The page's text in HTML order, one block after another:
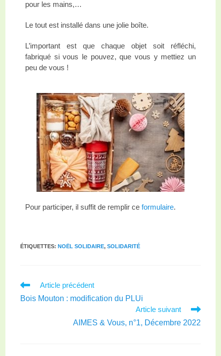
pour les mains,…
Le tout est installé dans une jolie boîte.
L’important est que chaque objet soit réfléchi,
fabriqué si vous le pouvez, que vous y mettiez un
peu de vous !
Pour participer, il suffit de remplir ceformulaire.
ÉTIQUETTES: NOËL SOLIDAIRE, SOLIDARITÉ
Article précédent
Bois Mouton : modification du PLUi
Article suivant
AIMES & Vous, n°1, Décembre 2022